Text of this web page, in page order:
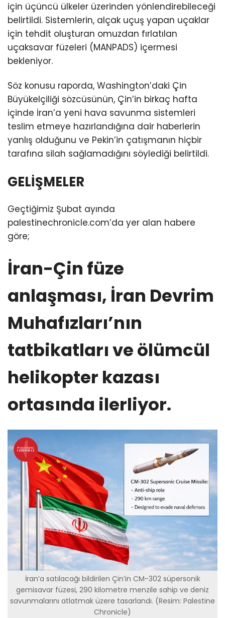
için üçüncü ülkeler üzerinden yönlendirebileceği
belirtildi. Sistemlerin, alçak uçuş yapan uçaklar
için tehdit oluşturan omuzdan fırlatılan
uçaksavar füzeleri (MANPADS) içermesi
bekleniyor.
Söz konusu raporda, Washington’daki Çin
Büyükelçiliği sözcüsünün, Çin’in birkaç hafta
içinde İran’a yeni hava savunma sistemleri
teslim etmeye hazırlandığına dair haberlerin
yanlış olduğunu ve Pekin’in çatışmanın hiçbir
tarafına silah sağlamadığını söylediği belirtildi.
GELİŞMELER
Geçtiğimiz Şubat ayında
palestinechronicle.com’da yer alan habere
göre;
İran-Çin füze
anlaşması, İran Devrim
Muhafızları’nın
tatbikatları ve ölümcül
helikopter kazası
ortasında ilerliyor.
İran’a satılacağı bildirilen Çin’in CM-302 süpersonik
gemisavar füzesi, 290 kilometre menzile sahip ve deniz
savunmalarını atlatmak üzere tasarlandı. (Resim: Palestine
Chronicle)